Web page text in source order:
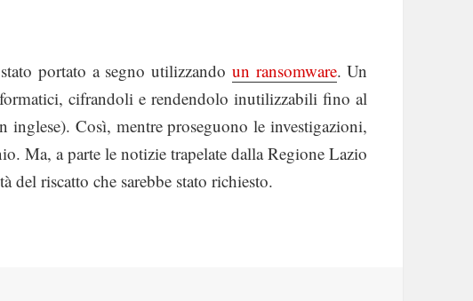
portato a segno utilizzando un ransomware. Un
cifrandoli e rendendolo inutilizzabili fino al
inglese). Così, mentre proseguono le investigazioni,
Ma, a parte le notizie trapelate dalla Regione Lazio
del riscatto che sarebbe stato richiesto.